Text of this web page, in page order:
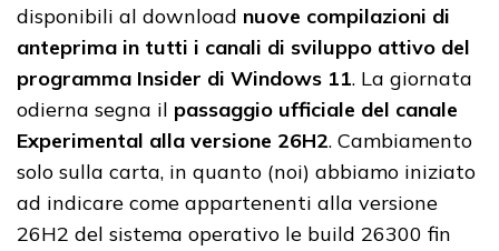
disponibili al download nuove compilazioni di
anteprima in tutti i canali di sviluppo attivo del
programma Insider di Windows 11. La giornata
odierna segna il passaggio ufficiale del canale
Experimental alla versione 26H2. Cambiamento
solo sulla carta, in quanto (noi) abbiamo iniziato
ad indicare come appartenenti alla versione
26H2 del sistema operativo le build 26300 fin